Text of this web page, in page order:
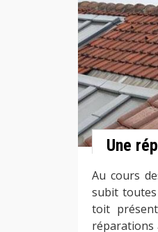
Une
Au cours
subit toutes
toit
réparations